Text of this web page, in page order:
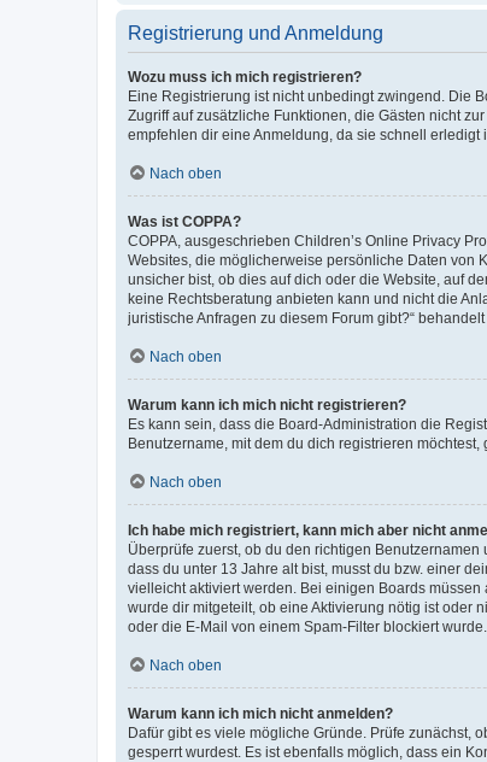
Registrierung und Anmeldung
Wozu muss ich mich registrieren?
Eine Registrierung ist nicht unbedingt zwingend. Die
Zugriff auf zusätzliche Funktionen, die Gästen nicht
empfehlen dir eine Anmeldung, da sie schnell erledigt
Nach oben
Was ist COPPA?
COPPA, ausgeschrieben Children’s Online Privacy
Websites, die möglicherweise persönliche Daten von
unsicher bist, ob dies auf dich oder die Website, auf
keine Rechtsberatung anbieten kann und nicht die
juristische Anfragen zu diesem Forum gibt?“
Nach oben
Warum kann ich mich nicht registrieren?
Es kann sein, dass die Board-Administration die
Benutzername, mit dem du dich registrieren
Nach oben
Ich habe mich registriert, kann mich aber nicht
Überprüfe zuerst, ob du den richtigen
dass du unter 13 Jahre alt bist, musst du bzw. einer
vielleicht aktiviert werden. Bei einigen Boards
wurde dir mitgeteilt, ob eine Aktivierung nötig ist oder
oder die E-Mail von einem Spam-Filter blockiert
Nach oben
Warum kann ich mich nicht anmelden?
Dafür gibt es viele mögliche Gründe. Prüfe zunächst,
gesperrt wurdest. Es ist ebenfalls möglich, dass ein